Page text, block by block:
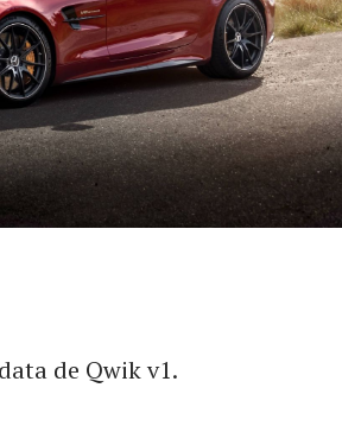
de Qwik v1.